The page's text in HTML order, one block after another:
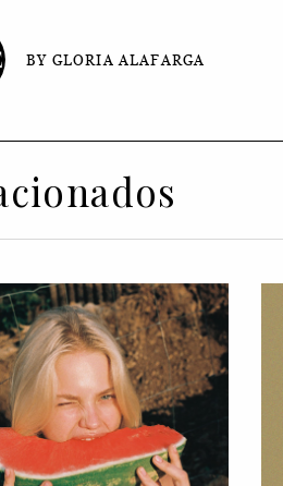
BY GLORIA ALAFARGA